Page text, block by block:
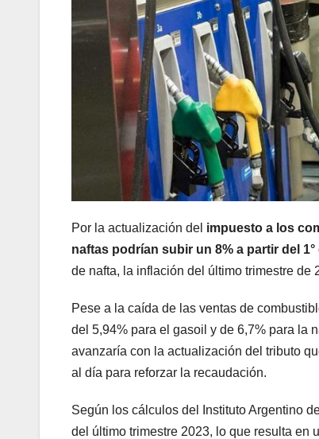
Por la actualización del impuesto a los
naftas podrían subir un 8% a partir del 1°
de nafta, la inflación del último trimestre de
Pese a la caída de las ventas de
del 5,94% para el gasoil y de 6,7% para la
avanzaría con la actualización del tributo
al día para reforzar la recaudación.
Según los cálculos del Instituto Argentino
del último trimestre 2023, lo que resulta en